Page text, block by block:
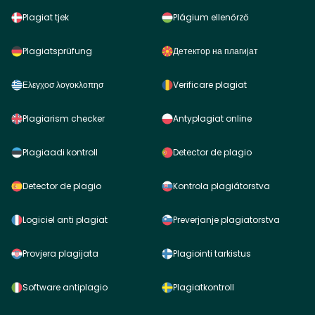
Plagiat tjek
Plagiatsprüfung
Ελεγχοσ λογοκλοπησ
Plagiarism checker
Plagiaadi kontroll
Detector de plagio
Logiciel anti plagiat
Provjera plagijata
Software antiplagio
Plágium ellenőrző
Детектор на плагијат
Verificare plagiat
Antyplagiat online
Detector de plagio
Kontrola plagiátorstva
Preverjanje plagiatorstva
Plagiointi tarkistus
Plagiatkontroll